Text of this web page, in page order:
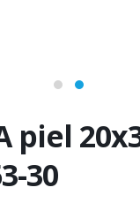
piel
30